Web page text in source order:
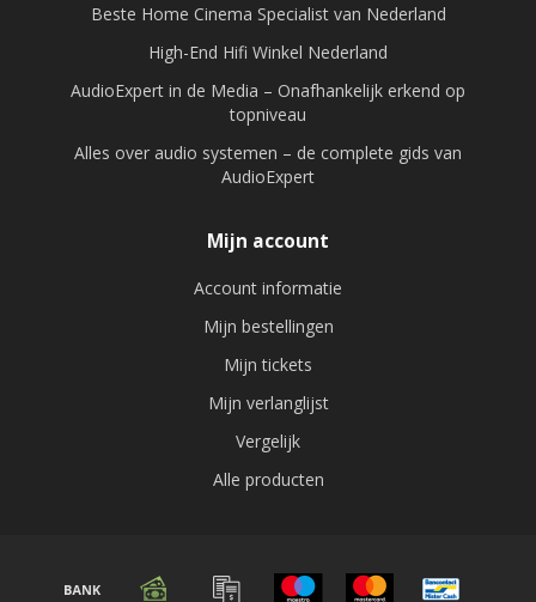
Beste Home Cinema Specialist van Nederland
High-End Hifi Winkel Nederland
AudioExpert in de Media – Onafhankelijk erkend op
topniveau
Alles over audio systemen – de complete gids van
AudioExpert
Mijn account
Account informatie
Mijn bestellingen
Mijn tickets
Mijn verlanglijst
Vergelijk
Alle producten